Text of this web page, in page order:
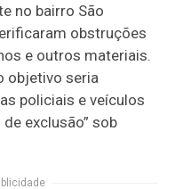
no bairro São
obstruções
e outros materiais.
objetivo seria
policiais e veículos
exclusão” sob